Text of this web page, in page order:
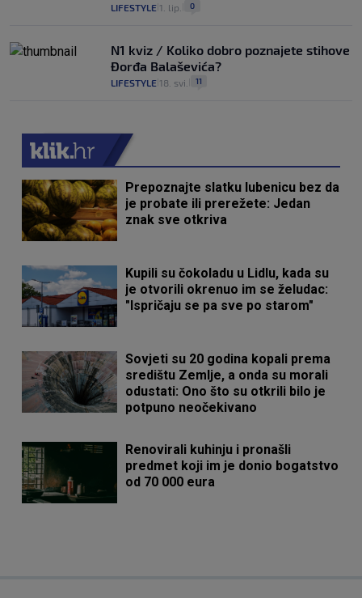
LIFESTYLE 1. lip. 0
N1 kviz / Koliko dobro poznajete stihove
Đorđa Balaševića?
LIFESTYLE 18. svi. 11
Prepoznajte slatku lubenicu bez da
je probate ili prerežete: Jedan
znak sve otkriva
Kupili su čokoladu u Lidlu, kada su
je otvorili okrenuo im se želudac:
"Ispričaju se pa sve po starom"
Sovjeti su 20 godina kopali prema
središtu Zemlje, a onda su morali
odustati: Ono što su otkrili bilo je
potpuno neočekivano
Renovirali kuhinju i pronašli
predmet koji im je donio bogatstvo
od 70 000 eura